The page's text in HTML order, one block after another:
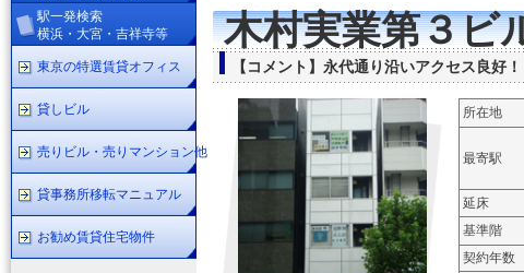
木村実業第３ビ
【コメント】永代通り沿いアクセス良好
所在地
最寄駅
延床
基準階
契約年数
駅一発検索
横浜・大宮・吉祥寺等
東京の特選賃貸オフィス
貸しビル
売りビル・売りマンション他
貸事務所移転マニュアル
お勧め賃貸住宅物件